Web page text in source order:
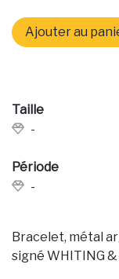
Ajouter au
Taille
-
Période
-
Bracelet, métal
signé WHITING &